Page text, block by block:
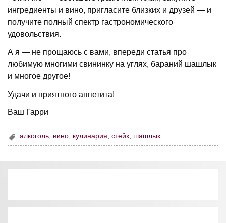
ингредиенты и вино, пригласите близких и друзей — и
получите полный спектр гастрономического
удовольствия.
А я — не прощаюсь с вами, впереди статья про
любимую многими свининку на углях, бараний шашлык
и многое другое!
Удачи и приятного аппетита!
Ваш Гарри
алкоголь, вино, кулинария,стейк, шашлык